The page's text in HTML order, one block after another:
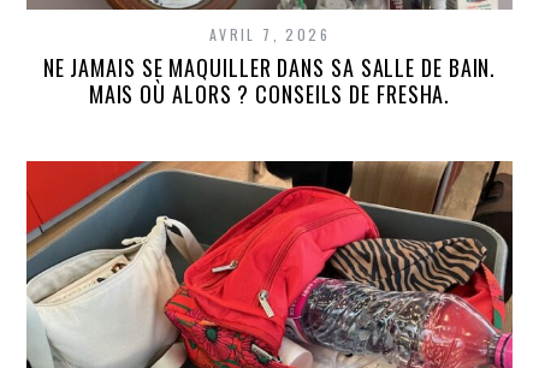
AVRIL 7, 2026
NE JAMAIS SE MAQUILLER DANS SA SALLE DE BAIN.
MAIS OÙ ALORS ? CONSEILS DE FRESHA.